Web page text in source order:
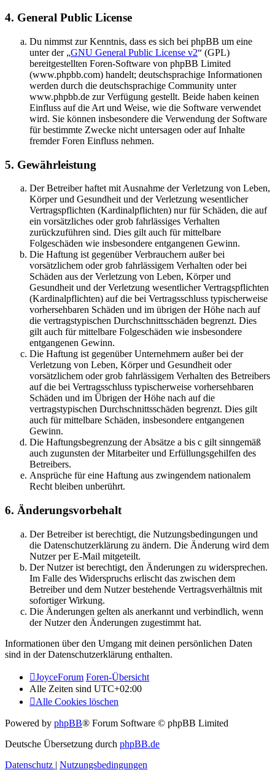
4. General Public License
Du nimmst zur Kenntnis, dass es sich bei phpBB um eine
unter der „GNU General Public License v2“ (GPL)
bereitgestellten Foren-Software von phpBB Limited
(www.phpbb.com) handelt; deutschsprachige Informationen
werden durch die deutschsprachige Community unter
www.phpbb.de zur Verfügung gestellt. Beide haben keinen
Einfluss auf die Art und Weise, wie die Software verwendet
wird. Sie können insbesondere die Verwendung der Software
für bestimmte Zwecke nicht untersagen oder auf Inhalte
fremder Foren Einfluss nehmen.
5. Gewährleistung
Der Betreiber haftet mit Ausnahme der Verletzung von Leben,
Körper und Gesundheit und der Verletzung wesentlicher
Vertragspflichten (Kardinalpflichten) nur für Schäden, die auf
ein vorsätzliches oder grob fahrlässiges Verhalten
zurückzuführen sind. Dies gilt auch für mittelbare
Folgeschäden wie insbesondere entgangenen Gewinn.
Die Haftung ist gegenüber Verbrauchern außer bei
vorsätzlichem oder grob fahrlässigem Verhalten oder bei
Schäden aus der Verletzung von Leben, Körper und
Gesundheit und der Verletzung wesentlicher Vertragspflichten
(Kardinalpflichten) auf die bei Vertragsschluss typischerweise
vorhersehbaren Schäden und im übrigen der Höhe nach auf
die vertragstypischen Durchschnittsschäden begrenzt. Dies
gilt auch für mittelbare Folgeschäden wie insbesondere
entgangenen Gewinn.
Die Haftung ist gegenüber Unternehmern außer bei der
Verletzung von Leben, Körper und Gesundheit oder
vorsätzlichem oder grob fahrlässigem Verhalten des Betreibers
auf die bei Vertragsschluss typischerweise vorhersehbaren
Schäden und im Übrigen der Höhe nach auf die
vertragstypischen Durchschnittsschäden begrenzt. Dies gilt
auch für mittelbare Schäden, insbesondere entgangenen
Gewinn.
Die Haftungsbegrenzung der Absätze a bis c gilt sinngemäß
auch zugunsten der Mitarbeiter und Erfüllungsgehilfen des
Betreibers.
Ansprüche für eine Haftung aus zwingendem nationalem
Recht bleiben unberührt.
6. Änderungsvorbehalt
Der Betreiber ist berechtigt, die Nutzungsbedingungen und
die Datenschutzerklärung zu ändern. Die Änderung wird dem
Nutzer per E-Mail mitgeteilt.
Der Nutzer ist berechtigt, den Änderungen zu widersprechen.
Im Falle des Widerspruchs erlischt das zwischen dem
Betreiber und dem Nutzer bestehende Vertragsverhältnis mit
sofortiger Wirkung.
Die Änderungen gelten als anerkannt und verbindlich, wenn
der Nutzer den Änderungen zugestimmt hat.
Informationen über den Umgang mit deinen persönlichen Daten
sind in der Datenschutzerklärung enthalten.
JoyceForum Foren-Übersicht
Alle Zeiten sind UTC+02:00
Alle Cookies löschen
Powered by phpBB® Forum Software © phpBB Limited
Deutsche Übersetzung durch phpBB.de
Datenschutz | Nutzungsbedingungen